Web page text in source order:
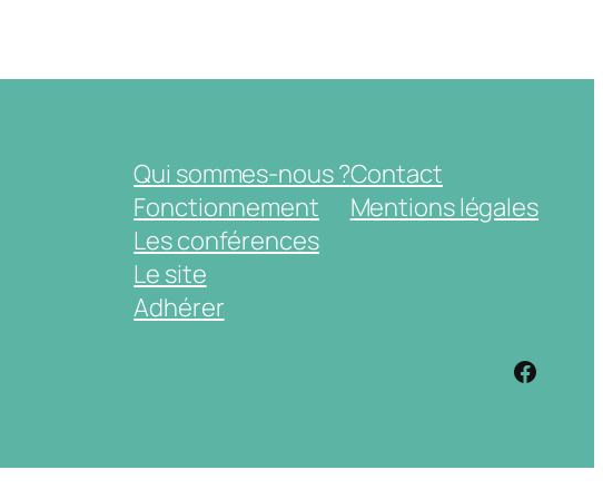
Qui sommes-nous ?
Fonctionnement
Les conférences
Le site
Adhérer
Contact
Mentions légales